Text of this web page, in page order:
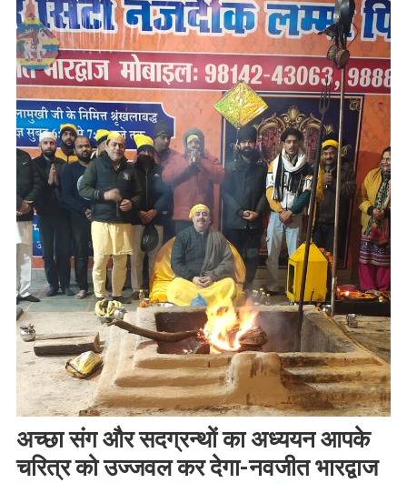
अच्छा संग और सदग्रन्थों का अध्ययन आपके
चरित्र को उज्जवल कर देगा-नवजीत भारद्वाज